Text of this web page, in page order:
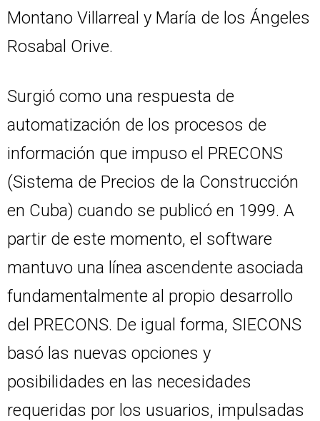
Montano Villarreal y María de los Ángeles
Rosabal Orive.
Surgió como una respuesta de
automatización de los procesos de
información que impuso el PRECONS
(Sistema de Precios de la Construcción
en Cuba) cuando se publicó en 1999. A
partir de este momento, el software
mantuvo una línea ascendente asociada
fundamentalmente al propio desarrollo
del PRECONS. De igual forma, SIECONS
basó las nuevas opciones y
posibilidades en las necesidades
requeridas por los usuarios, impulsadas